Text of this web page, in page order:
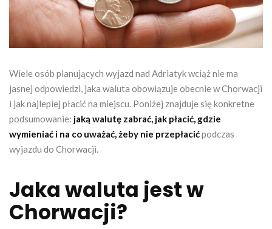
Wiele osób planujących wyjazd nad Adriatyk wciąż nie ma
jasnej odpowiedzi, jaka waluta obowiązuje obecnie w Chorwacji
i jak najlepiej płacić na miejscu. Poniżej znajduje się konkretne
podsumowanie: jaką walutę zabrać, jak płacić, gdzie
wymieniać i na co uważać, żeby nie przepłacićpodczas
wyjazdu do Chorwacji.
Jaka waluta jest w
Chorwacji?